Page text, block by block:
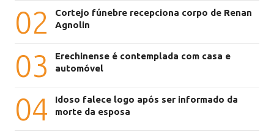
02
Cortejo fúnebre recepciona corpo de Renan
Agnolin
03
Erechinense é contemplada com casa e
automóvel
04
Idoso falece logo após ser informado da
morte da esposa